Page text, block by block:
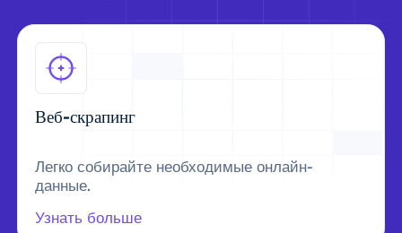
Веб-скрапинг
Легко собирайте необходимые онлайн-
данные.
Узнать больше